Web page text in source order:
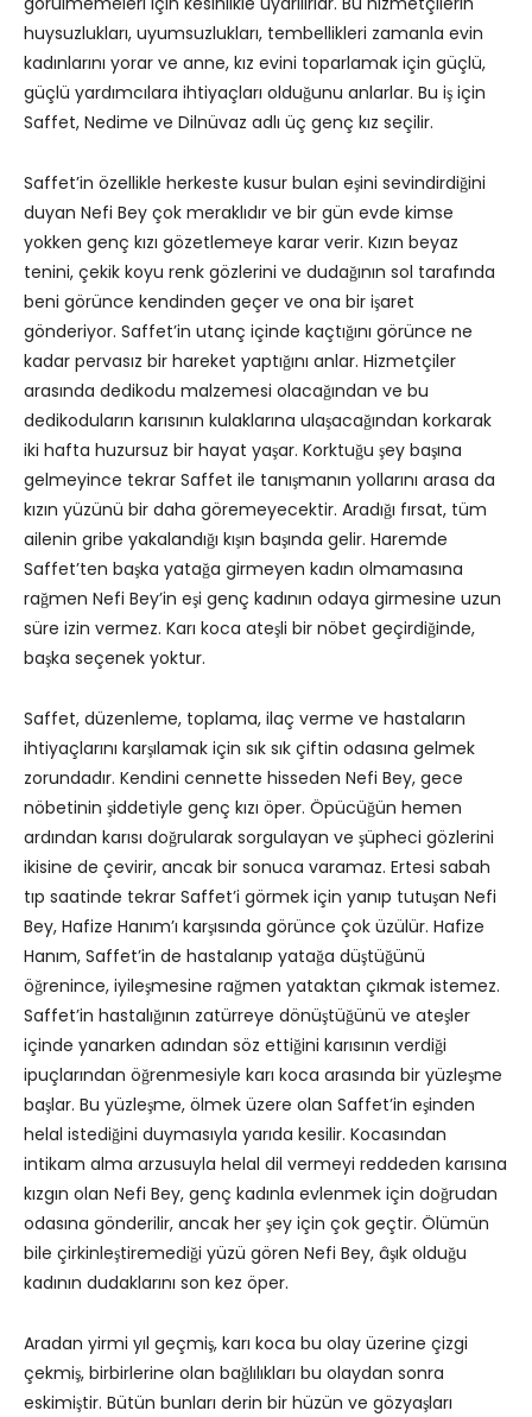
huysuzlukları, uyumsuzlukları, tembellikleri zamanla evin
kadınlarını yorar ve anne, kız evini toparlamak için güçlü,
güçlü yardımcılara ihtiyaçları olduğunu anlarlar. Bu iş için
Saffet, Nedime ve Dilnüvaz adlı üç genç kız seçilir.
Saffet’in özellikle herkeste kusur bulan eşini sevindirdiğini
duyan Nefi Bey çok meraklıdır ve bir gün evde kimse
yokken genç kızı gözetlemeye karar verir. Kızın beyaz
tenini, çekik koyu renk gözlerini ve dudağının sol tarafında
beni görünce kendinden geçer ve ona bir işaret
gönderiyor. Saffet’in utanç içinde kaçtığını görünce ne
kadar pervasız bir hareket yaptığını anlar. Hizmetçiler
arasında dedikodu malzemesi olacağından ve bu
dedikoduların karısının kulaklarına ulaşacağından korkarak
iki hafta huzursuz bir hayat yaşar. Korktuğu şey başına
gelmeyince tekrar Saffet ile tanışmanın yollarını arasa da
kızın yüzünü bir daha göremeyecektir. Aradığı fırsat, tüm
ailenin gribe yakalandığı kışın başında gelir. Haremde
Saffet’ten başka yatağa girmeyen kadın olmamasına
rağmen Nefi Bey’in eşi genç kadının odaya girmesine uzun
süre izin vermez. Karı koca ateşli bir nöbet geçirdiğinde,
başka seçenek yoktur.
Saffet, düzenleme, toplama, ilaç verme ve hastaların
ihtiyaçlarını karşılamak için sık sık çiftin odasına gelmek
zorundadır. Kendini cennette hisseden Nefi Bey, gece
nöbetinin şiddetiyle genç kızı öper. Öpücüğün hemen
ardından karısı doğrularak sorgulayan ve şüpheci gözlerini
ikisine de çevirir, ancak bir sonuca varamaz. Ertesi sabah
tıp saatinde tekrar Saffet’i görmek için yanıp tutuşan Nefi
Bey, Hafize Hanım’ı karşısında görünce çok üzülür. Hafize
Hanım, Saffet’in de hastalanıp yatağa düştüğünü
öğrenince, iyileşmesine rağmen yataktan çıkmak istemez.
Saffet’in hastalığının zatürreye dönüştüğünü ve ateşler
içinde yanarken adından söz ettiğini karısının verdiği
ipuçlarından öğrenmesiyle karı koca arasında bir yüzleşme
başlar. Bu yüzleşme, ölmek üzere olan Saffet’in eşinden
helal istediğini duymasıyla yarıda kesilir. Kocasından
intikam alma arzusuyla helal dil vermeyi reddeden karısına
kızgın olan Nefi Bey, genç kadınla evlenmek için doğrudan
odasına gönderilir, ancak her şey için çok geçtir. Ölümün
bile çirkinleştiremediği yüzü gören Nefi Bey, âşık olduğu
kadının dudaklarını son kez öper.
Aradan yirmi yıl geçmiş, karı koca bu olay üzerine çizgi
çekmiş, birbirlerine olan bağlılıkları bu olaydan sonra
eskimiştir. Bütün bunları derin bir hüzün ve gözyaşları